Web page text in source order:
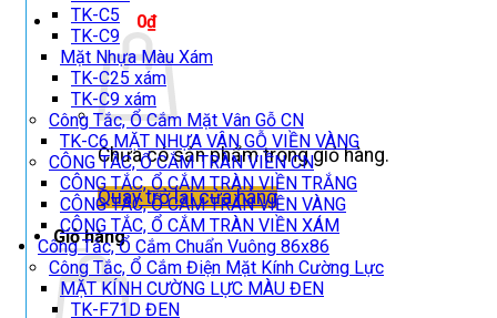
Giỏ hàng / 0₫
Chưa có sản phẩm trong giỏ hàng.
Quay trở lại cửa hàng
Giỏ hàng
TK-C5
TK-C9
Mặt Nhựa Màu Xám
TK-C25 xám
TK-C9 xám
Công Tắc, Ổ Cắm Mặt Vân Gỗ CN
TK-C6 MẶT NHỰA VÂN GỖ VIỀN VÀNG
CÔNG TẮC, Ổ CẮM TRÀN VIỀN CN
CÔNG TẮC, Ổ CẮM TRÀN VIỀN TRẮNG
CÔNG TẮC, Ổ CẮM TRÀN VIỀN VÀNG
CÔNG TẮC, Ổ CẮM TRÀN VIỀN XÁM
Công Tắc, Ổ Cắm Chuẩn Vuông 86x86
Công Tắc, Ổ Cắm Điện Mặt Kính Cường Lực
MẶT KÍNH CƯỜNG LỰC MÀU ĐEN
TK-F71D ĐEN